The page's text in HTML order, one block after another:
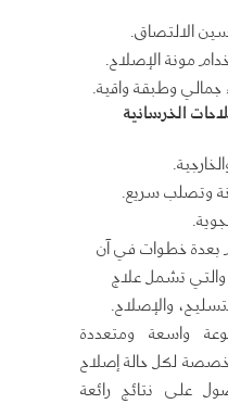
الالتصاق.
مونة الإصلاح.
جمالي وطبقة واقية.
الخرسانية
وتصلب سريع.
خطوات في آن
والتي تشمل علاج
والإصلاح.
واسعة ومتعددة
لكل حالة إصلاح
على نتائج رائعة